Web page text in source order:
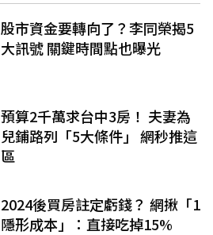
股市資金要轉向了？李同榮揭5
大訊號 關鍵時間點也曝光
預算2千萬求台中3房！ 夫妻為
兒鋪路列「5大條件」 網秒推這
區
2024後買房註定虧錢？ 網揪「1
隱形成本」：直接吃掉15%